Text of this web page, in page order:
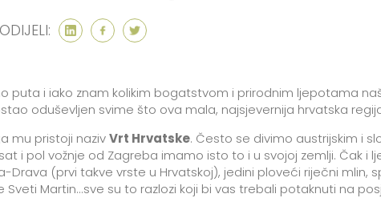
puta i iako znam kolikim bogatstvom i prirodnim ljepotama
oduševljen svime što ova mala, najsjevernija hrvatska
mu pristoji nazivVrt Hrvatske. Često se divimo austrijskim i
i pol vožnje od Zagreba imamo isto to i u svojoj zemlji. Čak i
Drava (prvi takve vrste u Hrvatskoj), jedini ploveći riječni mlin,
Martin...sve su to razlozi koji bi vas trebali potaknuti na